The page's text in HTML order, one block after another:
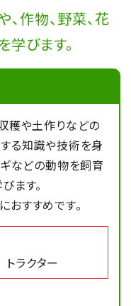
茶を！
のお知らせ
会 研究文の部 会
コース
サーキットで花壇づく
作物、野菜、花
びます。
穫や土作りなどの
る知識や技術を身
ギなどの動物を飼育
ます。
すすめです。
クター